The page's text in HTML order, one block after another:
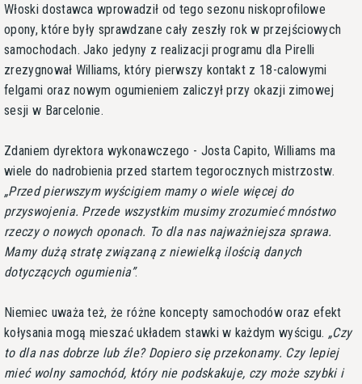
Włoski dostawca wprowadził od tego sezonu niskoprofilowe
opony, które były sprawdzane cały zeszły rok w przejściowych
samochodach. Jako jedyny z realizacji programu dla Pirelli
zrezygnował Williams, który pierwszy kontakt z 18-calowymi
felgami oraz nowym ogumieniem zaliczył przy okazji zimowej
sesji w Barcelonie.
Zdaniem dyrektora wykonawczego - Josta Capito, Williams ma
wiele do nadrobienia przed startem tegorocznych mistrzostw.
Przed pierwszym wyścigiem mamy o wiele więcej do
przyswojenia. Przede wszystkim musimy zrozumieć mnóstwo
rzeczy o nowych oponach. To dla nas najważniejsza sprawa.
Mamy dużą stratę związaną z niewielką ilością danych
dotyczących ogumienia .
Niemiec uważa też, że różne koncepty samochodów oraz efekt
kołysania mogą mieszać układem stawki w każdym wyścigu.
Czy
to dla nas dobrze lub źle? Dopiero się przekonamy. Czy lepiej
mieć wolny samochód, który nie podskakuje, czy może szybki i